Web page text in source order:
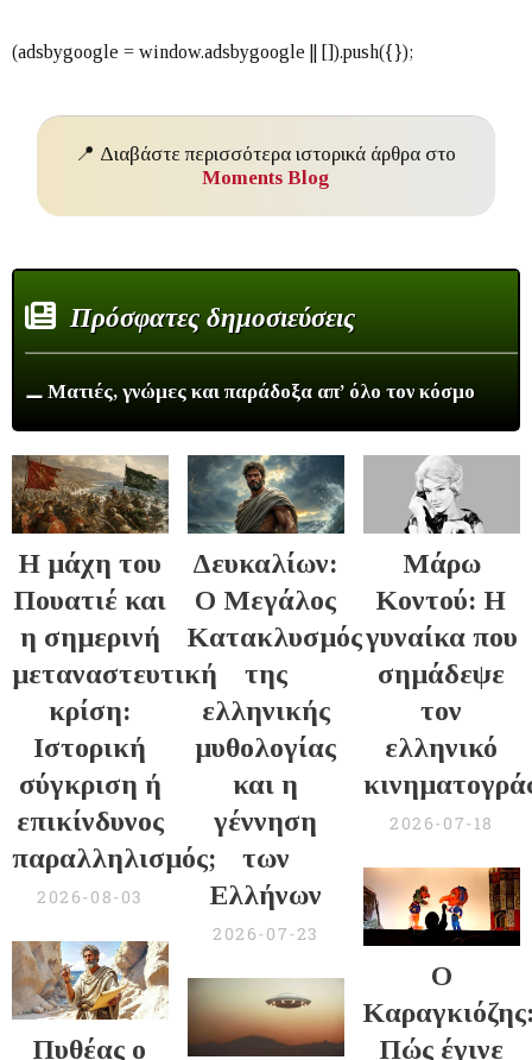
📍 Διαβάστε περισσότερα ιστορικά άρθρα στο
Moments Blog
Πρόσφατες δημοσιεύσεις
⚊ Ματιές, γνώμες και παράδοξα απ’ όλο τον κόσμο
Η μάχη του
Πουατιέ και
η σημερινή
μεταναστευτική
κρίση:
Ιστορική
σύγκριση ή
επικίνδυνος
παραλληλισμός;
2026-08-03
Δευκαλίων:
Ο Μεγάλος
Κατακλυσμός
της
ελληνικής
μυθολογίας
και η
γέννηση
των
Ελλήνων
2026-07-23
Μάρω
Κοντού: Η
γυναίκα που
σημάδεψε
τον
ελληνικό
2026-07-18
Πυθέας ο
Ο
Πώς έγινε